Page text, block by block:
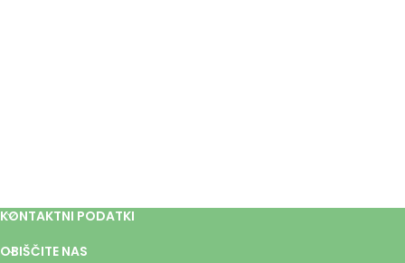
KONTAKTNI PODATKI
OBIŠČITE NAS